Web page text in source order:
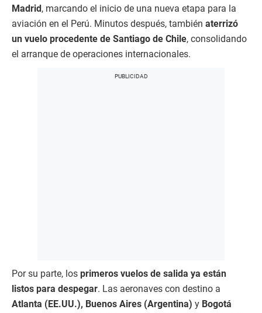
Madrid , marcando el inicio de una nueva etapa para la
aviación en el Perú. Minutos después, también aterrizó
un vuelo procedente de Santiago de Chile, consolidando
el arranque de operaciones internacionales.
Por su parte, los primeros vuelos de salida ya están
listos para despegar. Las aeronaves con destino a
Atlanta (EE.UU.), Buenos Aires (Argentina) y Bogotá